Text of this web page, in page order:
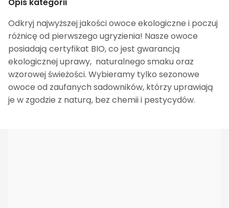
Odkryj najwyższej jakości owoce ekologiczne i poczuj
różnicę od pierwszego ugryzienia! Nasze owoce
posiadają certyfikat BIO, co jest gwarancją
ekologicznej uprawy, naturalnego smaku oraz
wzorowej świeżości. Wybieramy tylko sezonowe
owoce od zaufanych sadowników, którzy uprawiają
je w zgodzie z naturą, bez chemii i pestycydów.